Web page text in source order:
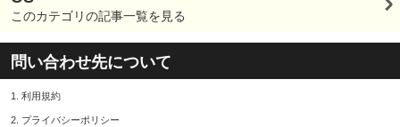
このカテゴリの記事一覧を見る
問い合わせ先について
1. 利用規約
2. プライバシーポリシー